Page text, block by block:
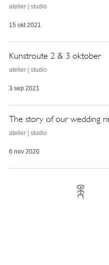
atelier | studio
15 okt 2021
Kunstroute 2 & 3 oktober
atelier | studio
3 sep 2021
The story of our wedding
atelier | studio
6 nov 2020